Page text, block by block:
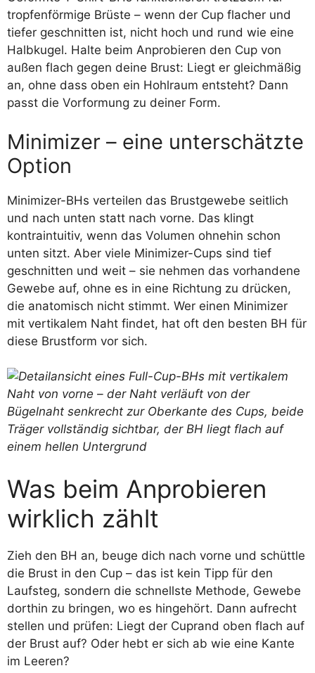
tropfenförmige Brüste – wenn der Cup flacher und
tiefer geschnitten ist, nicht hoch und rund wie eine
Halbkugel. Halte beim Anprobieren den Cup von
außen flach gegen deine Brust: Liegt er gleichmäßig
an, ohne dass oben ein Hohlraum entsteht? Dann
passt die Vorformung zu deiner Form.
Minimizer – eine unterschätzte
Option
Minimizer-BHs verteilen das Brustgewebe seitlich
und nach unten statt nach vorne. Das klingt
kontraintuitiv, wenn das Volumen ohnehin schon
unten sitzt. Aber viele Minimizer-Cups sind tief
geschnitten und weit – sie nehmen das vorhandene
Gewebe auf, ohne es in eine Richtung zu drücken,
die anatomisch nicht stimmt. Wer einen Minimizer
mit vertikalem Naht findet, hat oft den besten BH für
diese Brustform vor sich.
Was beim Anprobieren
wirklich zählt
Zieh den BH an, beuge dich nach vorne und schüttle
die Brust in den Cup – das ist kein Tipp für den
Laufsteg, sondern die schnellste Methode, Gewebe
dorthin zu bringen, wo es hingehört. Dann aufrecht
stellen und prüfen: Liegt der Cuprand oben flach auf
der Brust auf? Oder hebt er sich ab wie eine Kante
im Leeren?